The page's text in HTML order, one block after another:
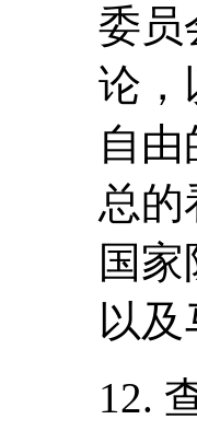
委员
论，
自
总的
国
以
12.